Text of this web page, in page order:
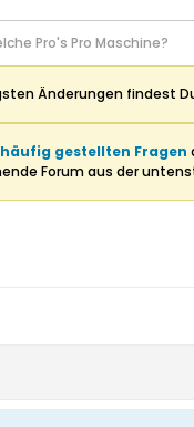
Pro's Pro Maschine?
Änderungen findest
häufig gestellten Fragen
Forum aus der